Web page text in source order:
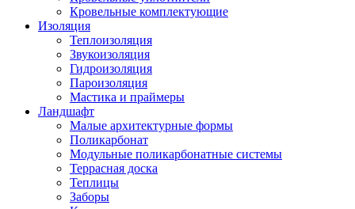
Кровельные комплектующие
Изоляция
Теплоизоляция
Звукоизоляция
Гидроизоляция
Пароизоляция
Мастика и праймеры
Ландшафт
Малые архитектурные формы
Поликарбонат
Модульные поликарбонатные системы
Террасная доска
Теплицы
Заборы